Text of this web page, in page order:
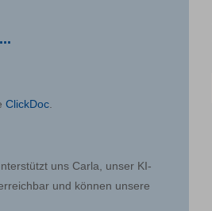
ClickDoc
uns Carla, unser KI-
und können unsere